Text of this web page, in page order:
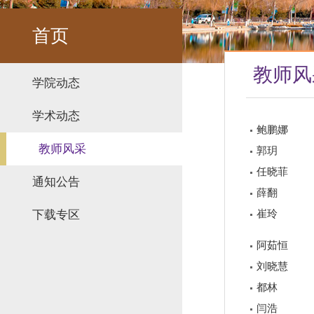
首页
学院动态
学术动态
教师风采
通知公告
下载专区
教师
鲍鹏娜
郭玥
任晓菲
薛翻
崔玲
阿茹恒
刘晓慧
都林
闫浩